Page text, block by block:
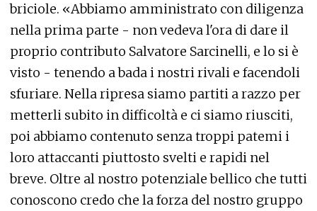
briciole. «Abbiamo amministrato con diligenza
nella prima parte - non vedeva l'ora di dare il
proprio contributo Salvatore Sarcinelli, e lo si è
visto - tenendo a bada i nostri rivali e facendoli
sfuriare. Nella ripresa siamo partiti a razzo per
metterli subito in difficoltà e ci siamo riusciti,
poi abbiamo contenuto senza troppi patemi i
loro attaccanti piuttosto svelti e rapidi nel
breve. Oltre al nostro potenziale bellico che tutti
conoscono credo che la forza del nostro gruppo